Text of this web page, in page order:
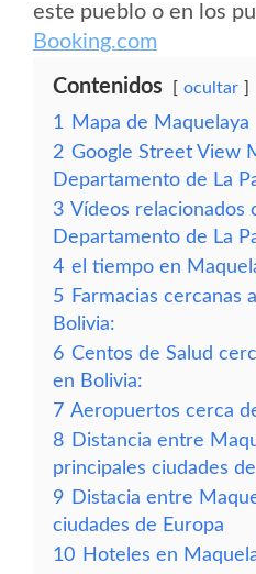
este pueblo o en los
Booking.com
Contenidos ocultar
1
Mapa de Maquelaya
2 Google Street View
Departamento de La
3 Vídeos relacionados
Departamento de La
4 el tiempo en
5 Farmacias cercanas
Bolivia:
6 Centos de Salud
en Bolivia:
7 Aeropuertos cerca
8 Distancia entre
principales ciudades
9 Distacia entre
ciudades de Europa
10 Hoteles en